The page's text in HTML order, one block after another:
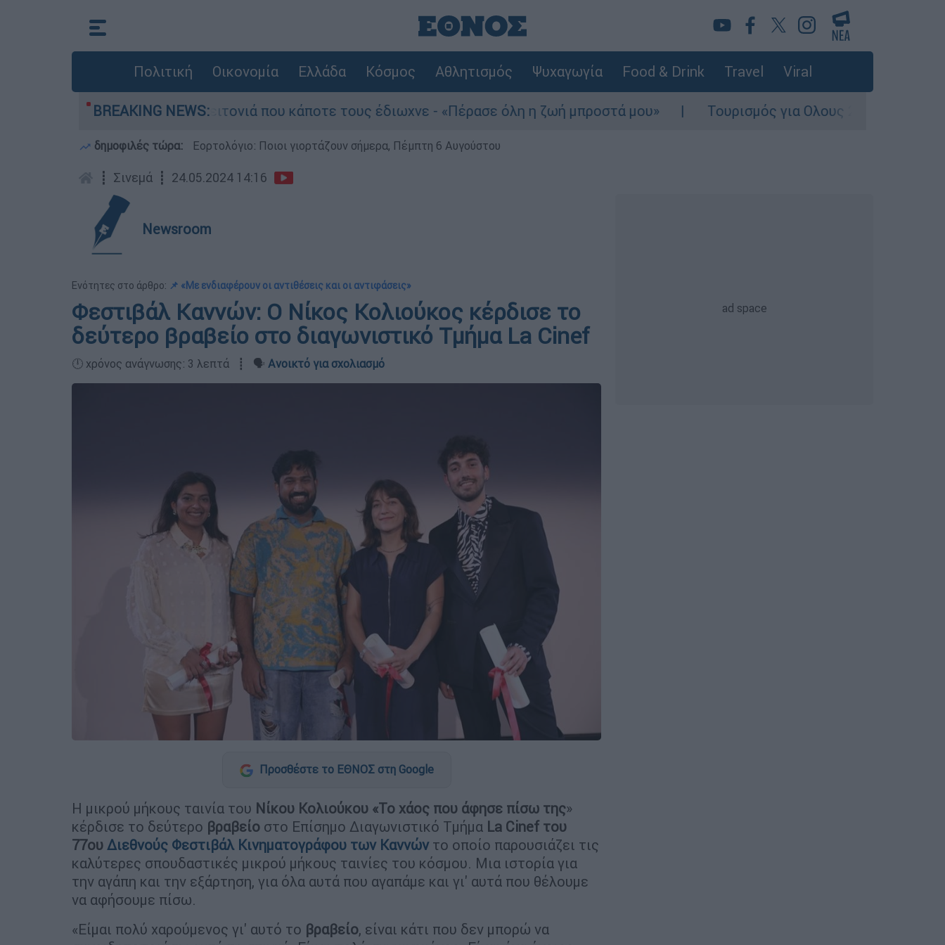
Πολιτική Οικονομία Ελλάδα Κόσμος Αθλητισμός Ψυχαγωγία Food & Drink Travel Viral
BREAKING NEWS:
μεγάλη φωτιά τη γειτονιά που κάποτε τους έδιωχνε - «Πέρασε όλη η ζωή μπροστά μου» Τουρισμός για Ολους 2026-2027: Τα SOS για
δημοφιλές τώρα: Εορτολόγιο: Ποιοι γιορτάζουν σήμερα, Πέμπτη 6 Αυγούστου
┋ Σινεμά ┋ 24.05.2024 14:16
Newsroom
Ενότητες στο άρθρο: 📌 «Με ενδιαφέρουν οι αντιθέσεις και οι αντιφάσεις»
Φεστιβάλ Καννών: Ο Νίκος Κολιούκος κέρδισε το
δεύτερο βραβείο στο διαγωνιστικό Τμήμα La Cinef
🕛 χρόνος ανάγνωσης: 3 λεπτά ┋ 🗣️ Ανοικτό για σχολιασμό
Προσθέστε το ΕΘΝΟΣ στη Google
Η μικρού μήκους ταινία του Νίκου Κολιούκου «Το χάος που άφησε πίσω της»
κέρδισε το δεύτερο βραβείο στο Επίσημο Διαγωνιστικό Τμήμα La Cinef του
77ου Διεθνούς Φεστιβάλ Κινηματογράφου των Καννώντο οποίο παρουσιάζει τις
καλύτερες σπουδαστικές μικρού μήκους ταινίες του κόσμου. Μια ιστορία για
την αγάπη και την εξάρτηση, για όλα αυτά που αγαπάμε και γι' αυτά που θέλουμε
να αφήσουμε πίσω.
«Είμαι πολύ χαρούμενος γι' αυτό το βραβείο, είναι κάτι που δεν μπορώ να